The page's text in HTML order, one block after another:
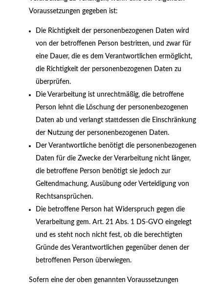
Voraussetzungen gegeben ist:
Die Richtigkeit der personenbezogenen Daten wird
von der betroffenen Person bestritten, und zwar für
eine Dauer, die es dem Verantwortlichen ermöglicht,
die Richtigkeit der personenbezogenen Daten zu
überprüfen.
Die Verarbeitung ist unrechtmäßig, die betroffene
Person lehnt die Löschung der personenbezogenen
Daten ab und verlangt stattdessen die Einschränkung
der Nutzung der personenbezogenen Daten.
Der Verantwortliche benötigt die personenbezogenen
Daten für die Zwecke der Verarbeitung nicht länger,
die betroffene Person benötigt sie jedoch zur
Geltendmachung, Ausübung oder Verteidigung von
Rechtsansprüchen.
Die betroffene Person hat Widerspruch gegen die
Verarbeitung gem. Art. 21 Abs. 1 DS-GVO eingelegt
und es steht noch nicht fest, ob die berechtigten
Gründe des Verantwortlichen gegenüber denen der
betroffenen Person überwiegen.
Sofern eine der oben genannten Voraussetzungen